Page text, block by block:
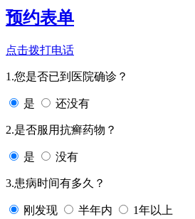
预约表单
点击拨打电话
1.您是否已到医院确诊？
是 还没有
2.是否服用抗癣药物？
是 没有
3.患病时间有多久？
刚发现 半年内 1年以上